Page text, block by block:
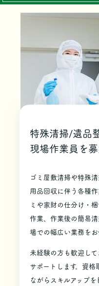
特殊清掃/遺品
現場作業員を
ゴミ屋敷清掃や特殊
用品回収に伴う各種
ミや家財の仕分け・
作業、作業後の簡易
場での幅広い業務をお
未経験の方も歓迎し
サポートします。資
ながらスキルアップを